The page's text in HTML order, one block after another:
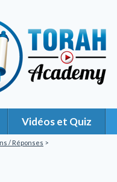
Vidéos et Quiz
/ Réponses >